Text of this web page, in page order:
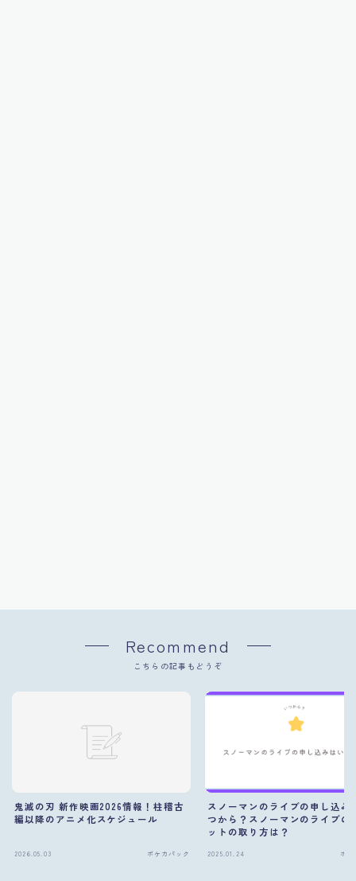
Recommend
こちらの記事もどうぞ
鬼滅の刃 新作映画2026情報！柱稽古
編以降のアニメ化スケジュール
2026.05.03 ポケカパック
スノーマンのライブの申し込み
つから？スノーマンのライブの
ットの取り方は？
2025.01.24 ポ